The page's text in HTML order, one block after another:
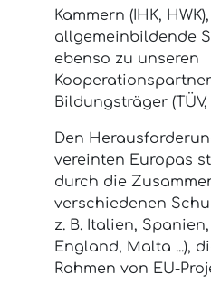
Kammern (IHK,
allgemeinbildende
ebenso zu unseren
Bildungsträger (TÜV,
Den
vereinten Europas
durch die
verschiedenen
z. B. Italien,
England, Malta ...),
Rahmen von EU-